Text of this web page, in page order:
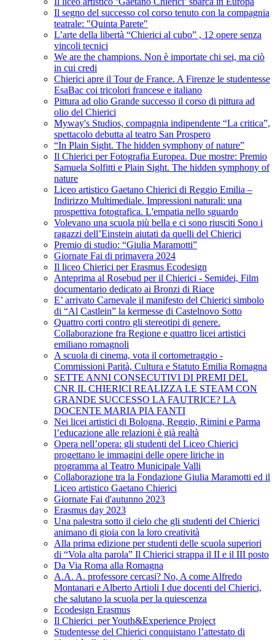
Il segno del successo col corso tenuto con la compagnia
teatrale: "Quinta Parete"
L’arte della libertà “Chierici al cubo” , 12 opere senza
vincoli tecnici
We are the champions. Non è importate chi sei, ma ciò
in cui credi
Chierici apre il Tour de France. A Firenze le studentesse
EsaBac coi tricolori francese e italiano
Pittura ad olio Grande successo il corso di pittura ad
olio del Chierici
Myway's Studios, compagnia indipendente “La critica”,
spettacolo debutta al teatro San Prospero
“In Plain Sight. The hidden symphony of nature”
Il Chierici per Fotografia Europea. Due mostre: Premio
Samuela Solfitti e Plain Sight. The hidden symphony of
nature
Liceo artistico Gaetano Chierici di Reggio Emilia –
Indirizzo Multimediale. Impressioni naturali: una
prospettiva fotografica. L'empatia nello sguardo
Volevano una scuola più bella e ci sono riusciti Sono i
ragazzi dell’Einstein aiutati da quelli del Chierici
Premio di studio: “Giulia Maramotti”
Giornate Fai di primavera 2024
Il liceo Chierici per Erasmus Ecodesign
Anteprima al Rosebud per il Chierici - Semidei, Film
documentario dedicato ai Bronzi di Riace
E’ arrivato Carnevale il manifesto del Chierici simbolo
di “Al Castlein” la kermesse di Castelnovo Sotto
Quattro corti contro gli stereotipi di genere.
Collaborazione fra Regione e quattro licei artistici
emiliano romagnoli
A scuola di cinema, vota il cortometraggio -
Commissioni Parità, Cultura e Statuto Emilia Romagna
SETTE ANNI CONSECUTIVI DI PREMI DEL
CNR IL CHIERICI REALIZZA LE STEAM CON
GRANDE SUCCESSO LA FAUTRICE? LA
DOCENTE MARIA PIA FANTI
Nei licei artistici di Bologna, Reggio, Rimini e Parma
l’educazione alle relazioni è già realtà
Opera nell’opera: gli studenti del Liceo Chierici
progettano le immagini delle opere liriche in
programma al Teatro Municipale Valli
Collaborazione tra la Fondazione Giulia Maramotti ed il
Liceo artistico Gaetano Chierici
Giornate Fai d'autunno 2023
Erasmus day 2023
Una palestra sotto il cielo che gli studenti del Chierici
animano di gioia con la loro creatività
Alla prima edizione per studenti delle scuola superiori
di “Vola alta parola” Il Chierici strappa il II e il III posto
Da Via Roma alla Romagna
A.A. A. professore cercasi? No, A come Alfredo
Montanari e Alberto Artioli I due docenti del Chierici,
che salutano la scuola per la quiescenza
Ecodesign Erasmus
Il Chierici per Youth&Experience Project
Studentesse del Chierici conquistano l’attestato di